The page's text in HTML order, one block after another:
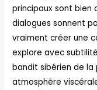
principaux sont bien
dialogues sonnent
vraiment créer une
explore avec
bandit sibérien de
atmosphère